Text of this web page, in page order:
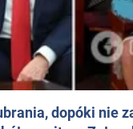
dopóki nie